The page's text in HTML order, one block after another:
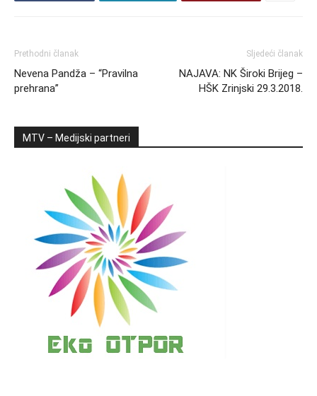
Prethodni članak
Nevena Pandža – “Pravilna
prehrana”
Sljedeći članak
NAJAVA: NK Široki Brijeg –
HŠK Zrinjski 29.3.2018.
MTV – Medijski partneri